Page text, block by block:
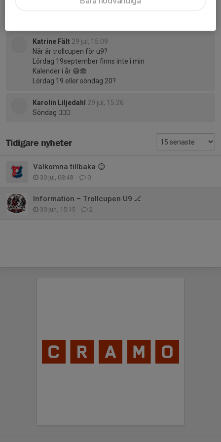
Katrine Fält 29 jul, 15:09
När är trollcupen för u9?
Lördag 19september finns inte i min
Kalender i år 😅🙈
Lördag 19 eller söndag 20?
Karolin Liljedahl 29 jul, 15:26
Söndag 🤦🏼‍♀️
Tidigare nyheter
Välkomna tillbaka 😊
30 jul, 08:48 0
Information – Trollcupen U9 🏒
30 jun, 15:15 2